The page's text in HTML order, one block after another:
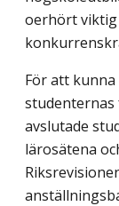
oerhört viktig
För att kunna
avslutade
lärosätena